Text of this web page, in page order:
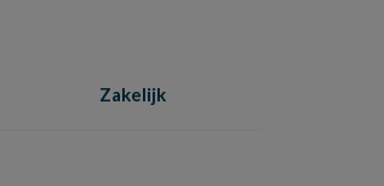
Zakelijk